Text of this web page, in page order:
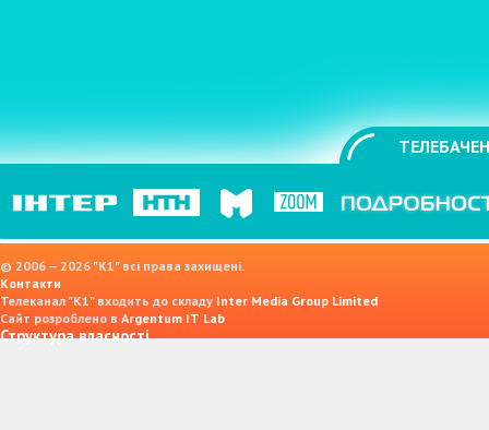
© 2006 — 2026 "K1" всі права захищені.
Контакти
Телеканал "К1" входить до складу Inter Media Group Limited
Сайт розроблено в Argentum IT Lab
Структура власності